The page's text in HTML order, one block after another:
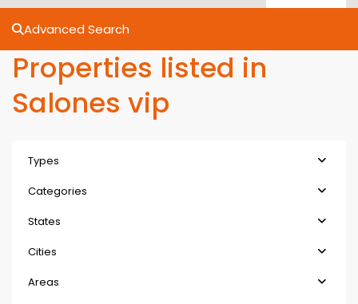
Advanced Search
Properties listed in
Salones vip
Types
Categories
States
Cities
Areas